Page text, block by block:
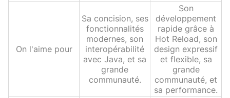
On l'aime pour
Sa concision, ses
fonctionnalités
modernes, son
interopérabilité
avec Java, et sa
grande
communauté.
Son
développement
rapide grâce à
Hot Reload, son
design expressif
et flexible, sa
grande
communauté, et
sa performance.